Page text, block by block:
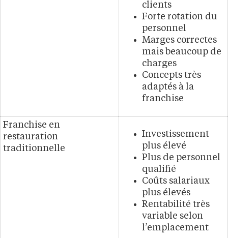
clients
Forte rotation du
personnel
Marges correctes
mais beaucoup de
charges
Concepts très
adaptés à la
franchise
Franchise en
restauration
traditionnelle
Investissement
plus élevé
Plus de personnel
qualifié
Coûts salariaux
plus élevés
Rentabilité très
variable selon
l’emplacement